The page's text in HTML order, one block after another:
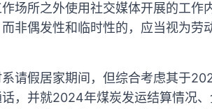
场所之外使用社交媒体开展的工作
非偶发性和临时性的，应当视为劳
请假居家期间，但综合考虑其于
，并就2024年煤炭发运结算情况